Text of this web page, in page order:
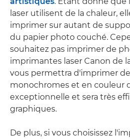
laser utilisent de la chaleur,
imprimer sur autant de
du papier photo couché.
souhaitez pas imprimer de
imprimantes laser Canon de
vous permettra d'imprimer
monochromes et en couleur
exceptionnelle et sera très
graphiques.
De plus, si vous choisissez